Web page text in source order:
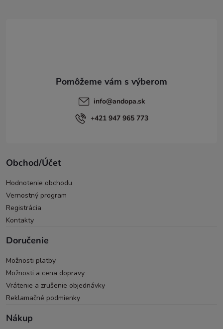
info@andopa.sk
+421 947 965 773
Obchod/Účet
Hodnotenie obchodu
Vernostný program
Registrácia
Kontakty
Doručenie
Možnosti platby
Možnosti a cena dopravy
Vrátenie a zrušenie objednávky
Reklamačné podmienky
Nákup